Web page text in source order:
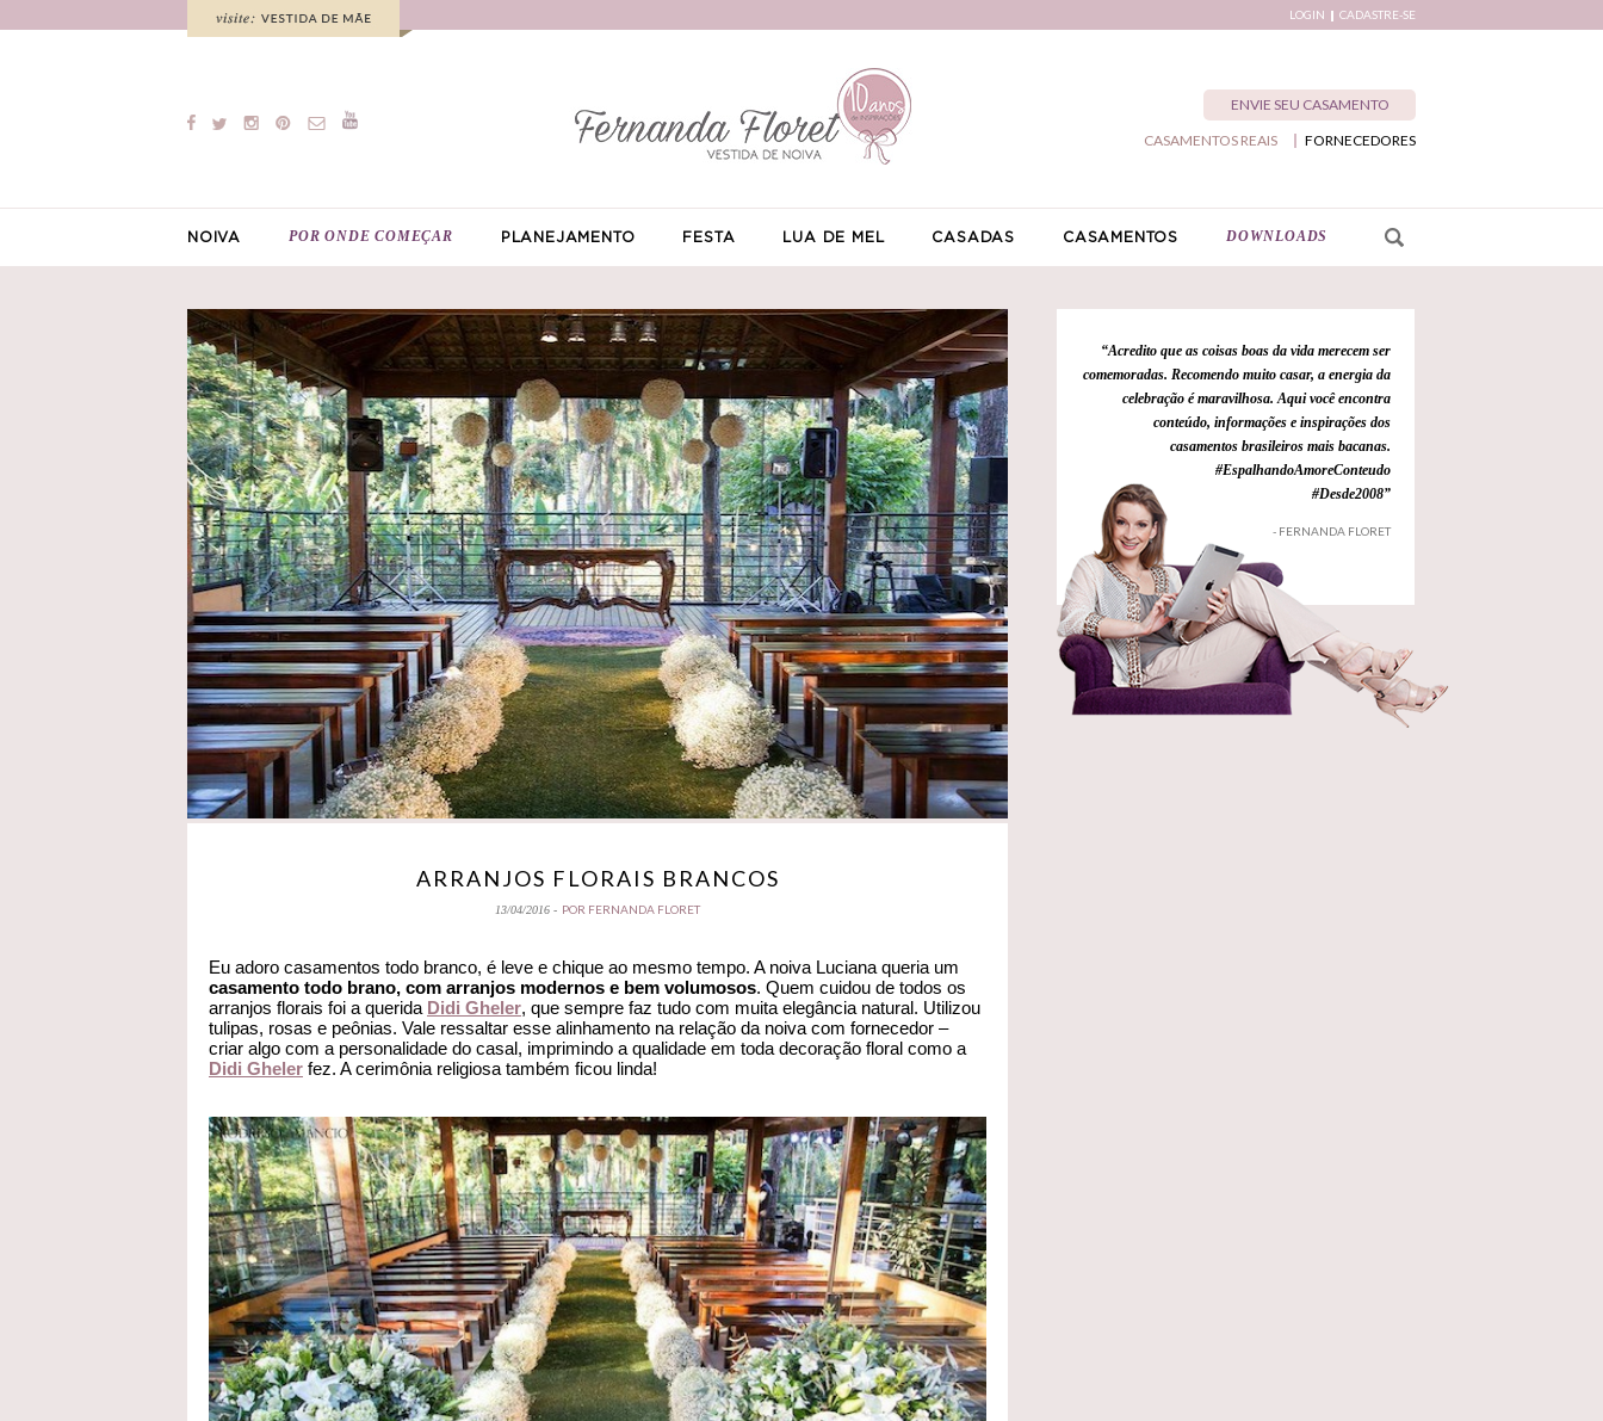
LOGIN CADASTRE-SE
ENVIE SEU CASAMENTO
FORNECEDORES
CASAMENTOS REAIS
NOIVA POR ONDE COMEÇAR PLANEJAMENTO FESTA LUA DE MEL CASADAS CASAMENTOS DOWNLOADS
ARRANJOS FLORAIS BRANCOS
13/04/2016 - POR FERNANDA FLORET
Eu adoro casamentos todo branco, é leve e chique ao mesmo tempo. A noiva Luciana queria um
casamento todo brano, com arranjos modernos e bem volumosos. Quem cuidou de todos os
arranjos florais foi a querida Didi Gheler, que sempre faz tudo com muita elegância natural. Utilizou
tulipas, rosas e peônias. Vale ressaltar esse alinhamento na relação da noiva com fornecedor –
criar algo com a personalidade do casal, imprimindo a qualidade em toda decoração floral como a
Didi Gheler fez. A cerimônia religiosa também ficou linda!
“Acredito que as coisas boas da vida merecem ser
comemoradas. Recomendo muito casar, a energia da
celebração é maravilhosa. Aqui você encontra
conteúdo, informações e inspirações dos
casamentos brasileiros mais bacanas.
#EspalhandoAmoreConteudo
#Desde2008”
- FERNANDA FLORET